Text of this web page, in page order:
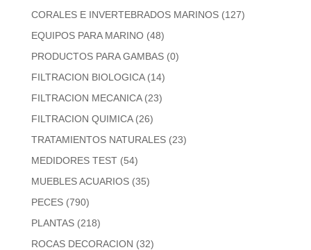
CORALES E INVERTEBRADOS MARINOS (127)
EQUIPOS PARA MARINO (48)
PRODUCTOS PARA GAMBAS (0)
FILTRACION BIOLOGICA (14)
FILTRACION MECANICA (23)
FILTRACION QUIMICA (26)
TRATAMIENTOS NATURALES (23)
MEDIDORES TEST (54)
MUEBLES ACUARIOS (35)
PECES (790)
PLANTAS (218)
ROCAS DECORACION (32)